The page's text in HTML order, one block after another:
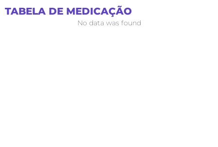
para
TABELA DE MEDICAÇÃO
No data was found